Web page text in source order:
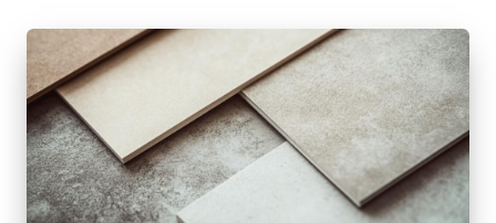
r
e
p
r
e